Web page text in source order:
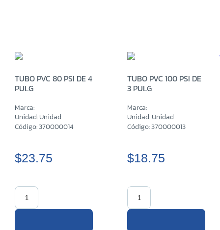
TUBO PVC 80 PSI DE 4
PULG
Marca:
Unidad: Unidad
Código: 370000014
$23.75
TUBO PVC 100 PSI DE
3 PULG
Marca:
Unidad: Unidad
Código: 370000013
$18.75